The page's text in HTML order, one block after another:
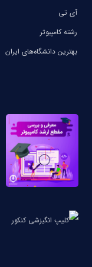
آی تی
رشته کامپیوتر
بهترین دانشگاه‌های ایران